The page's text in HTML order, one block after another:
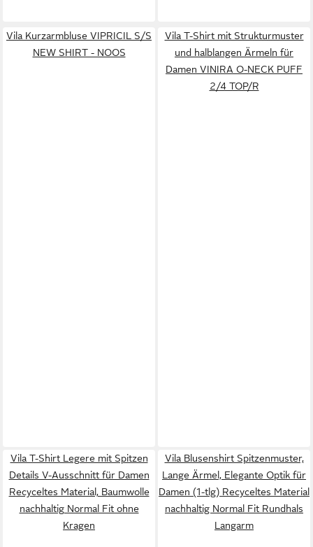
Vila Kurzarmbluse VIPRICIL S/S
NEW SHIRT - NOOS
Vila T-Shirt mit Strukturmuster
und halblangen Ärmeln für
Damen VINIRA O-NECK PUFF
2/4 TOP/R
Vila T-Shirt Legere mit Spitzen
Details V-Ausschnitt für Damen
Recyceltes Material, Baumwolle
nachhaltig Normal Fit ohne
Kragen
Vila Blusenshirt Spitzenmuster,
Lange Ärmel, Elegante Optik für
Damen (1-tlg) Recyceltes Material
nachhaltig Normal Fit Rundhals
Langarm